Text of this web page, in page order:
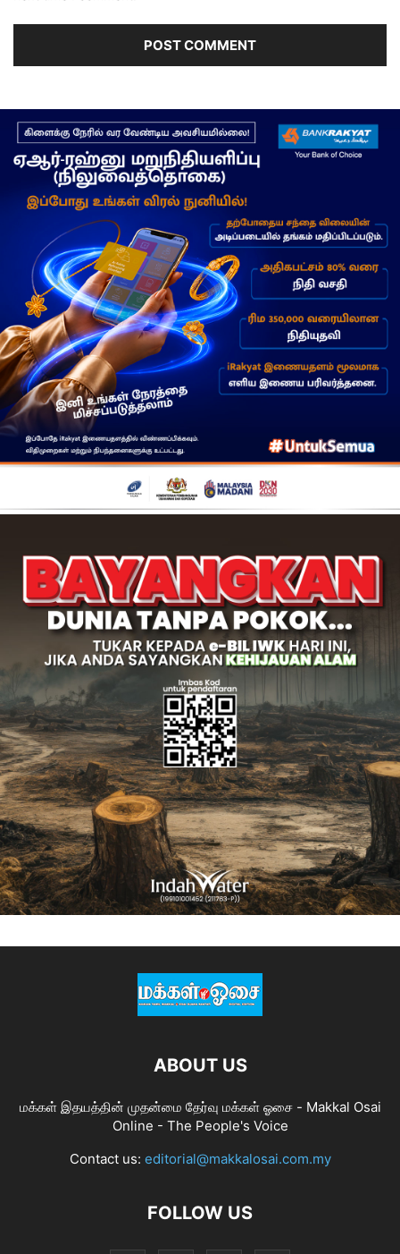
ABOUT US
மக்கள் இதயத்தின் முதன்மை தேர்வு மக்கள் ஓசை - Makkal Osai
Online - The People's Voice
Contact us: editorial@makkalosai.com.my
FOLLOW US